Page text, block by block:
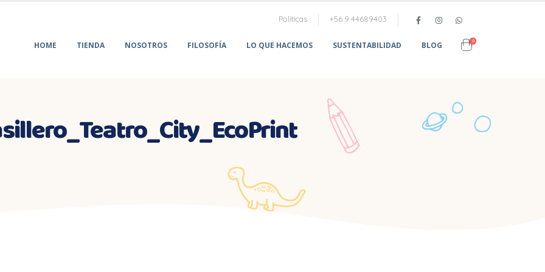
Políticas +56 9 44689403
HOME TIENDA NOSOTROS FILOSOFÍA LO QUE HACEMOS SUSTENTABILIDAD BLOG 0